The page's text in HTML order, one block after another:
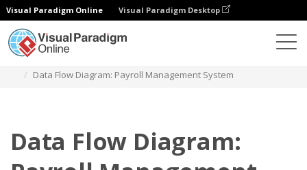
Visual Paradigm Online Visual Paradigm Desktop
Data Flow Diagram: Payroll Management System
Data Flow Diagram: